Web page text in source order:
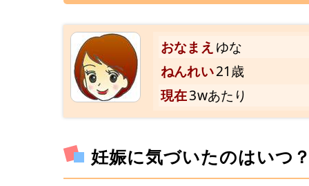
おなまえ ゆな
ねんれい21歳
現在3wあたり
妊娠に気づいたのはいつ